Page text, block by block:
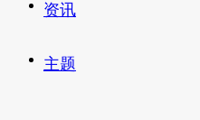
资讯
主题